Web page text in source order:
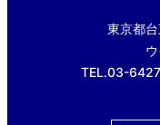
東京都
TEL.03-